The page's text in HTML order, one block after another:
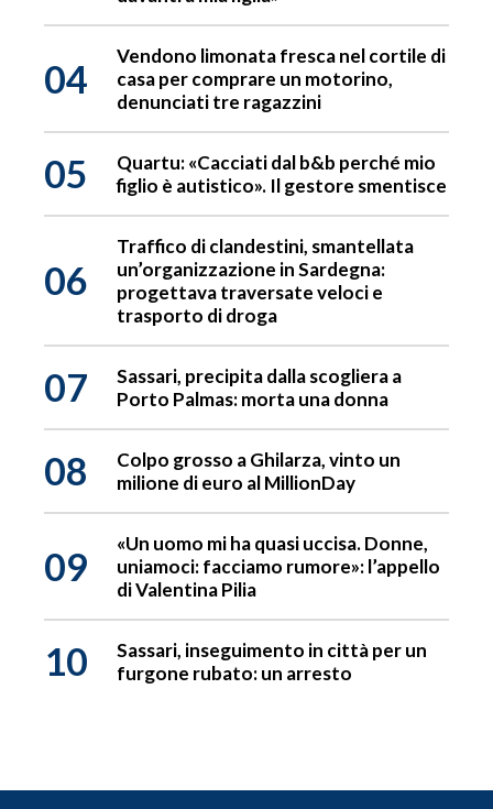
04
Vendono limonata fresca nel cortile di
casa per comprare un motorino,
denunciati tre ragazzini
05
Quartu: «Cacciati dal b&b perché mio
figlio è autistico». Il gestore smentisce
06
Traffico di clandestini, smantellata
un’organizzazione in Sardegna:
progettava traversate veloci e
trasporto di droga
07
Sassari, precipita dalla scogliera a
Porto Palmas: morta una donna
08
Colpo grosso a Ghilarza, vinto un
milione di euro al MillionDay
09
«Un uomo mi ha quasi uccisa. Donne,
uniamoci: facciamo rumore»: l’appello
di Valentina Pilia
10
Sassari, inseguimento in città per un
furgone rubato: un arresto